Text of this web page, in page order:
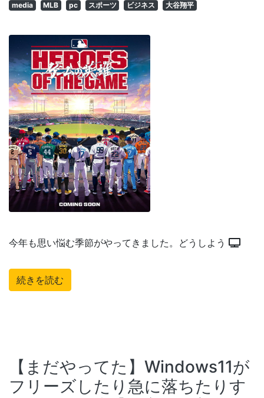
media MLB pc スポーツ ビジネス 大谷翔平
今年も思い悩む季節がやってきました。どうしよう
続きを読む
【まだやってた】Windows11が
フリーズしたり急に落ちたりす